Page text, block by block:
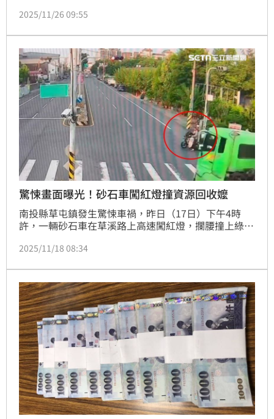
隊員「等警察到了，要在警察面前打你」，清潔隊事後
害公務。
2025/11/26 09:55
驚悚畫面曝光！砂石車闖紅燈撞資源回收嬤
南投縣草屯鎮發生驚悚車禍，昨日（17日）下午4時
許，一輛砂石車在草溪路上高速闖紅燈，攔腰撞上綠燈
入砂石車底，幸好王女命大，僅被機車壓住，經送醫治
2025/11/18 08:34